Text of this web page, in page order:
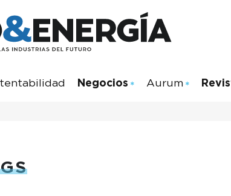
Negocios Aurum